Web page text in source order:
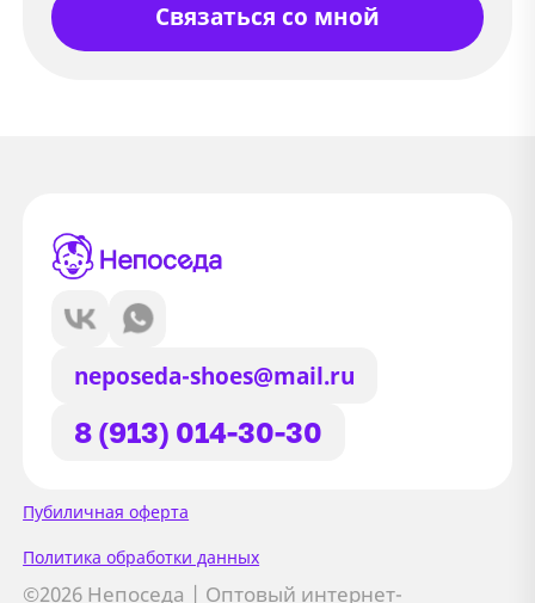
Связаться со мной
neposeda-shoes@mail.ru
8 (913) 014-30-30
Пубиличная оферта
Политика обработки данных
©2026 Непоседа | Оптовый интернет-
Сайт использует файлы Cookie
Мы используем файлы cookie и
сторонние сервисы (Yandex.Metrica и